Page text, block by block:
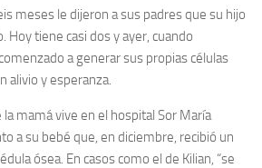
meses le dijeron a sus padres que su hijo
Hoy tiene casi dos y ayer, cuando
a generar sus propias células
alivio y esperanza.
mamá vive en el hospital Sor María
a su bebé que, en diciembre, recibió un
ósea. En casos como el de Kilian, “se